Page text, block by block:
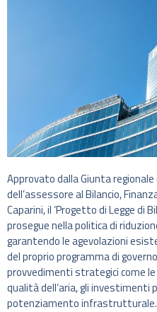
Approvato dalla Giunta
dell’assessore al Bilancio,
Caparini, il ‘Progetto di Legge di
prosegue nella politica di
garantendo le agevolazioni
del proprio programma di
provvedimenti strategici come
qualità dell’aria, gli investimenti
potenziamento infrastrutturale.